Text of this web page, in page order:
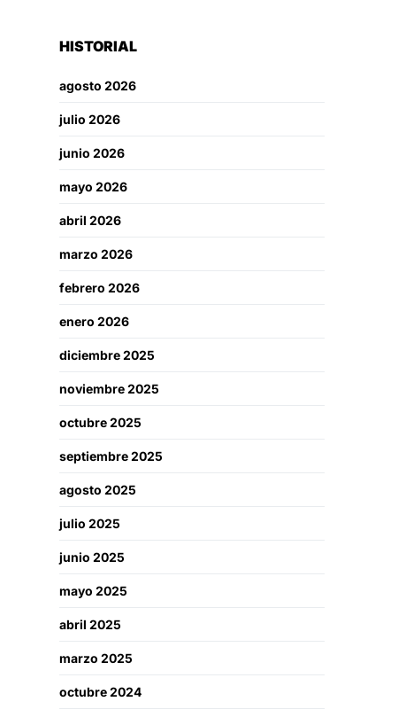
HISTORIAL
agosto 2026
julio 2026
junio 2026
mayo 2026
abril 2026
marzo 2026
febrero 2026
enero 2026
diciembre 2025
noviembre 2025
octubre 2025
septiembre 2025
agosto 2025
julio 2025
junio 2025
mayo 2025
abril 2025
marzo 2025
octubre 2024